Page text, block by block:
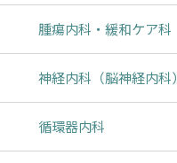
腫瘍内科・緩和ケア科
神経内科（脳神経内科）
循環器内科